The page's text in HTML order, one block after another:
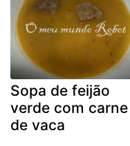
Sopa de feijão
verde com carne
de vaca